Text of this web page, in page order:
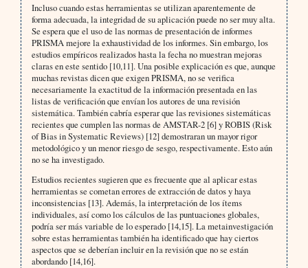
Incluso cuando estas herramientas se utilizan aparentemente de
forma adecuada, la integridad de su aplicación puede no ser muy alta.
Se espera que el uso de las normas de presentación de informes
PRISMA mejore la exhaustividad de los informes. Sin embargo, los
estudios empíricos realizados hasta la fecha no muestran mejoras
claras en este sentido [10,11]. Una posible explicación es que, aunque
muchas revistas dicen que exigen PRISMA, no se verifica
necesariamente la exactitud de la información presentada en las
listas de verificación que envían los autores de una revisión
sistemática. También cabría esperar que las revisiones sistemáticas
recientes que cumplen las normas de AMSTAR-2 [6] y ROBIS (Risk
of Bias in Systematic Reviews) [12] demostraran un mayor rigor
metodológico y un menor riesgo de sesgo, respectivamente. Esto aún
no se ha investigado.
Estudios recientes sugieren que es frecuente que al aplicar estas
herramientas se cometan errores de extracción de datos y haya
inconsistencias [13]. Además, la interpretación de los ítems
individuales, así como los cálculos de las puntuaciones globales,
podría ser más variable de lo esperado [14,15]. La metainvestigación
sobre estas herramientas también ha identificado que hay ciertos
aspectos que se deberían incluir en la revisión que no se están
abordando [14,16].